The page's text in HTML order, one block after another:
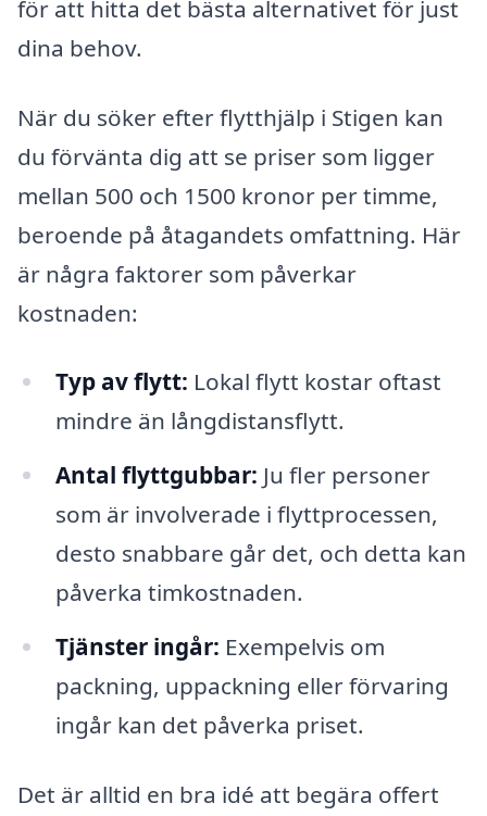
för att hitta det bästa alternativet för just
dina behov.
När du söker efter flytthjälp i Stigen kan
du förvänta dig att se priser som ligger
mellan 500 och 1500 kronor per timme,
beroende på åtagandets omfattning. Här
är några faktorer som påverkar
kostnaden:
Typ av flytt: Lokal flytt kostar oftast
mindre än långdistansflytt.
Antal flyttgubbar: Ju fler personer
som är involverade i flyttprocessen,
desto snabbare går det, och detta kan
påverka timkostnaden.
Tjänster ingår: Exempelvis om
packning, uppackning eller förvaring
ingår kan det påverka priset.
Det är alltid en bra idé att begära offert